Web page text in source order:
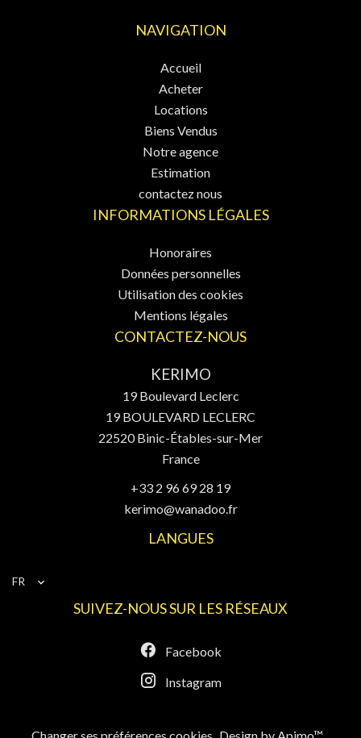
NAVIGATION
Accueil
Acheter
Locations
Biens Vendus
Notre agence
Estimation
contactez nous
INFORMATIONS LÉGALES
Honoraires
Données personnelles
Utilisation des cookies
Mentions légales
CONTACTEZ-NOUS
KERIMO
19 Boulevard Leclerc
19 BOULEVARD LECLERC
22520Binic-Étables-sur-Mer
France
+33 2 96 69 28 19
kerimo@wanadoo.fr
LANGUES
FR
SUIVEZ-NOUS SUR LES RÉSEAUX
Facebook
Instagram